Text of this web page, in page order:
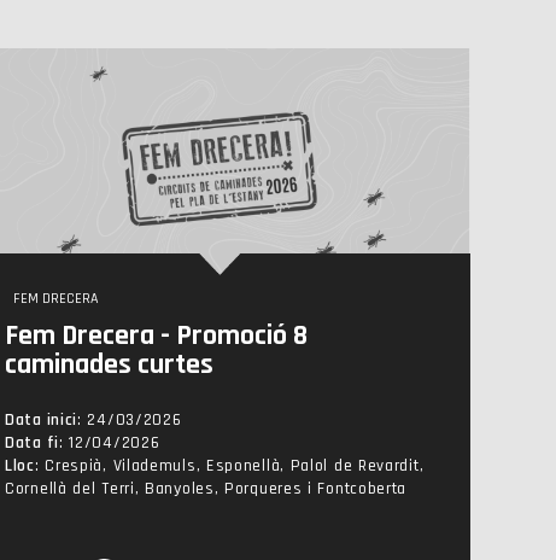
FEM DRECERA
Fem Drecera - Promoció 8
caminades curtes
Data inici: 24/03/2026
Data fi: 12/04/2026
Lloc: Crespià, Vilademuls, Esponellà, Palol de Revardit,
Cornellà del Terri, Banyoles, Porqueres i Fontcoberta